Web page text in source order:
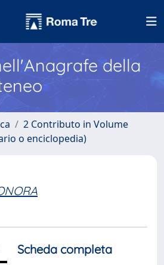
della
2 Contributo in Volume
o enciclopedia)
Scheda completa